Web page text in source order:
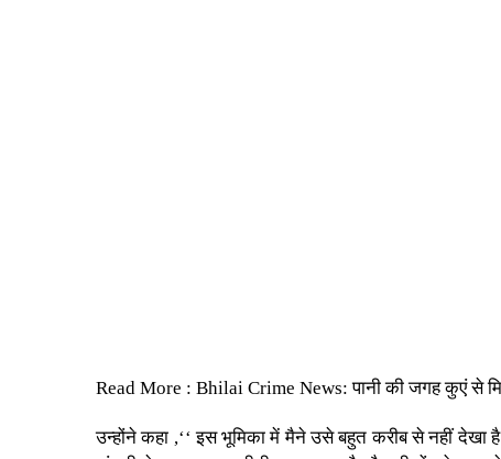
Read More : Bhilai Crime News: पानी की जगह कुएं से
उन्होंने कहा ,‘‘ इस भूमिका में मैने उसे बहुत करीब से नहीं